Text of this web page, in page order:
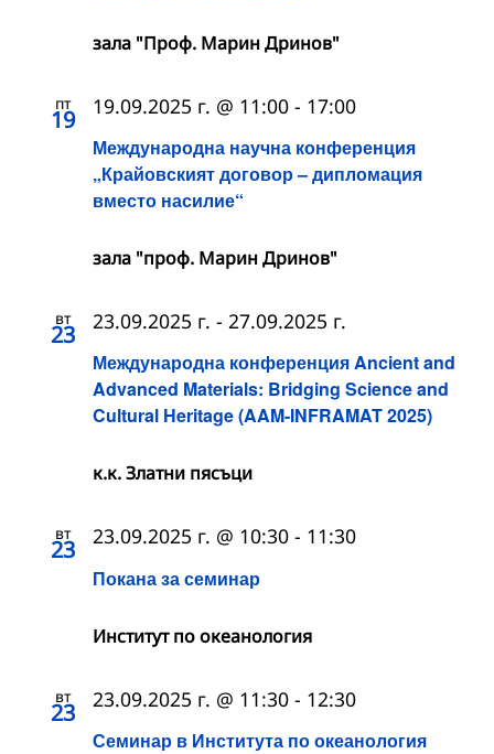
зала "Проф. Марин Дринов"
пт
19
Международна научна конференция
„Крайовският договор – дипломация
вместо насилие“
19.09.2025 г. @ 11:00 - 17:00
зала "проф. Марин Дринов"
вт
23
Международна конференция Ancient and
Advanced Materials: Bridging Science and
Cultural Heritage (AAM-INFRAMAT 2025)
23.09.2025 г. - 27.09.2025 г.
к.к. Златни пясъци
вт
23
Покана за семинар
23.09.2025 г. @ 10:30 - 11:30
Институт по океанология
вт
23
Семинар в Института по океанология
23.09.2025 г. @ 11:30 - 12:30